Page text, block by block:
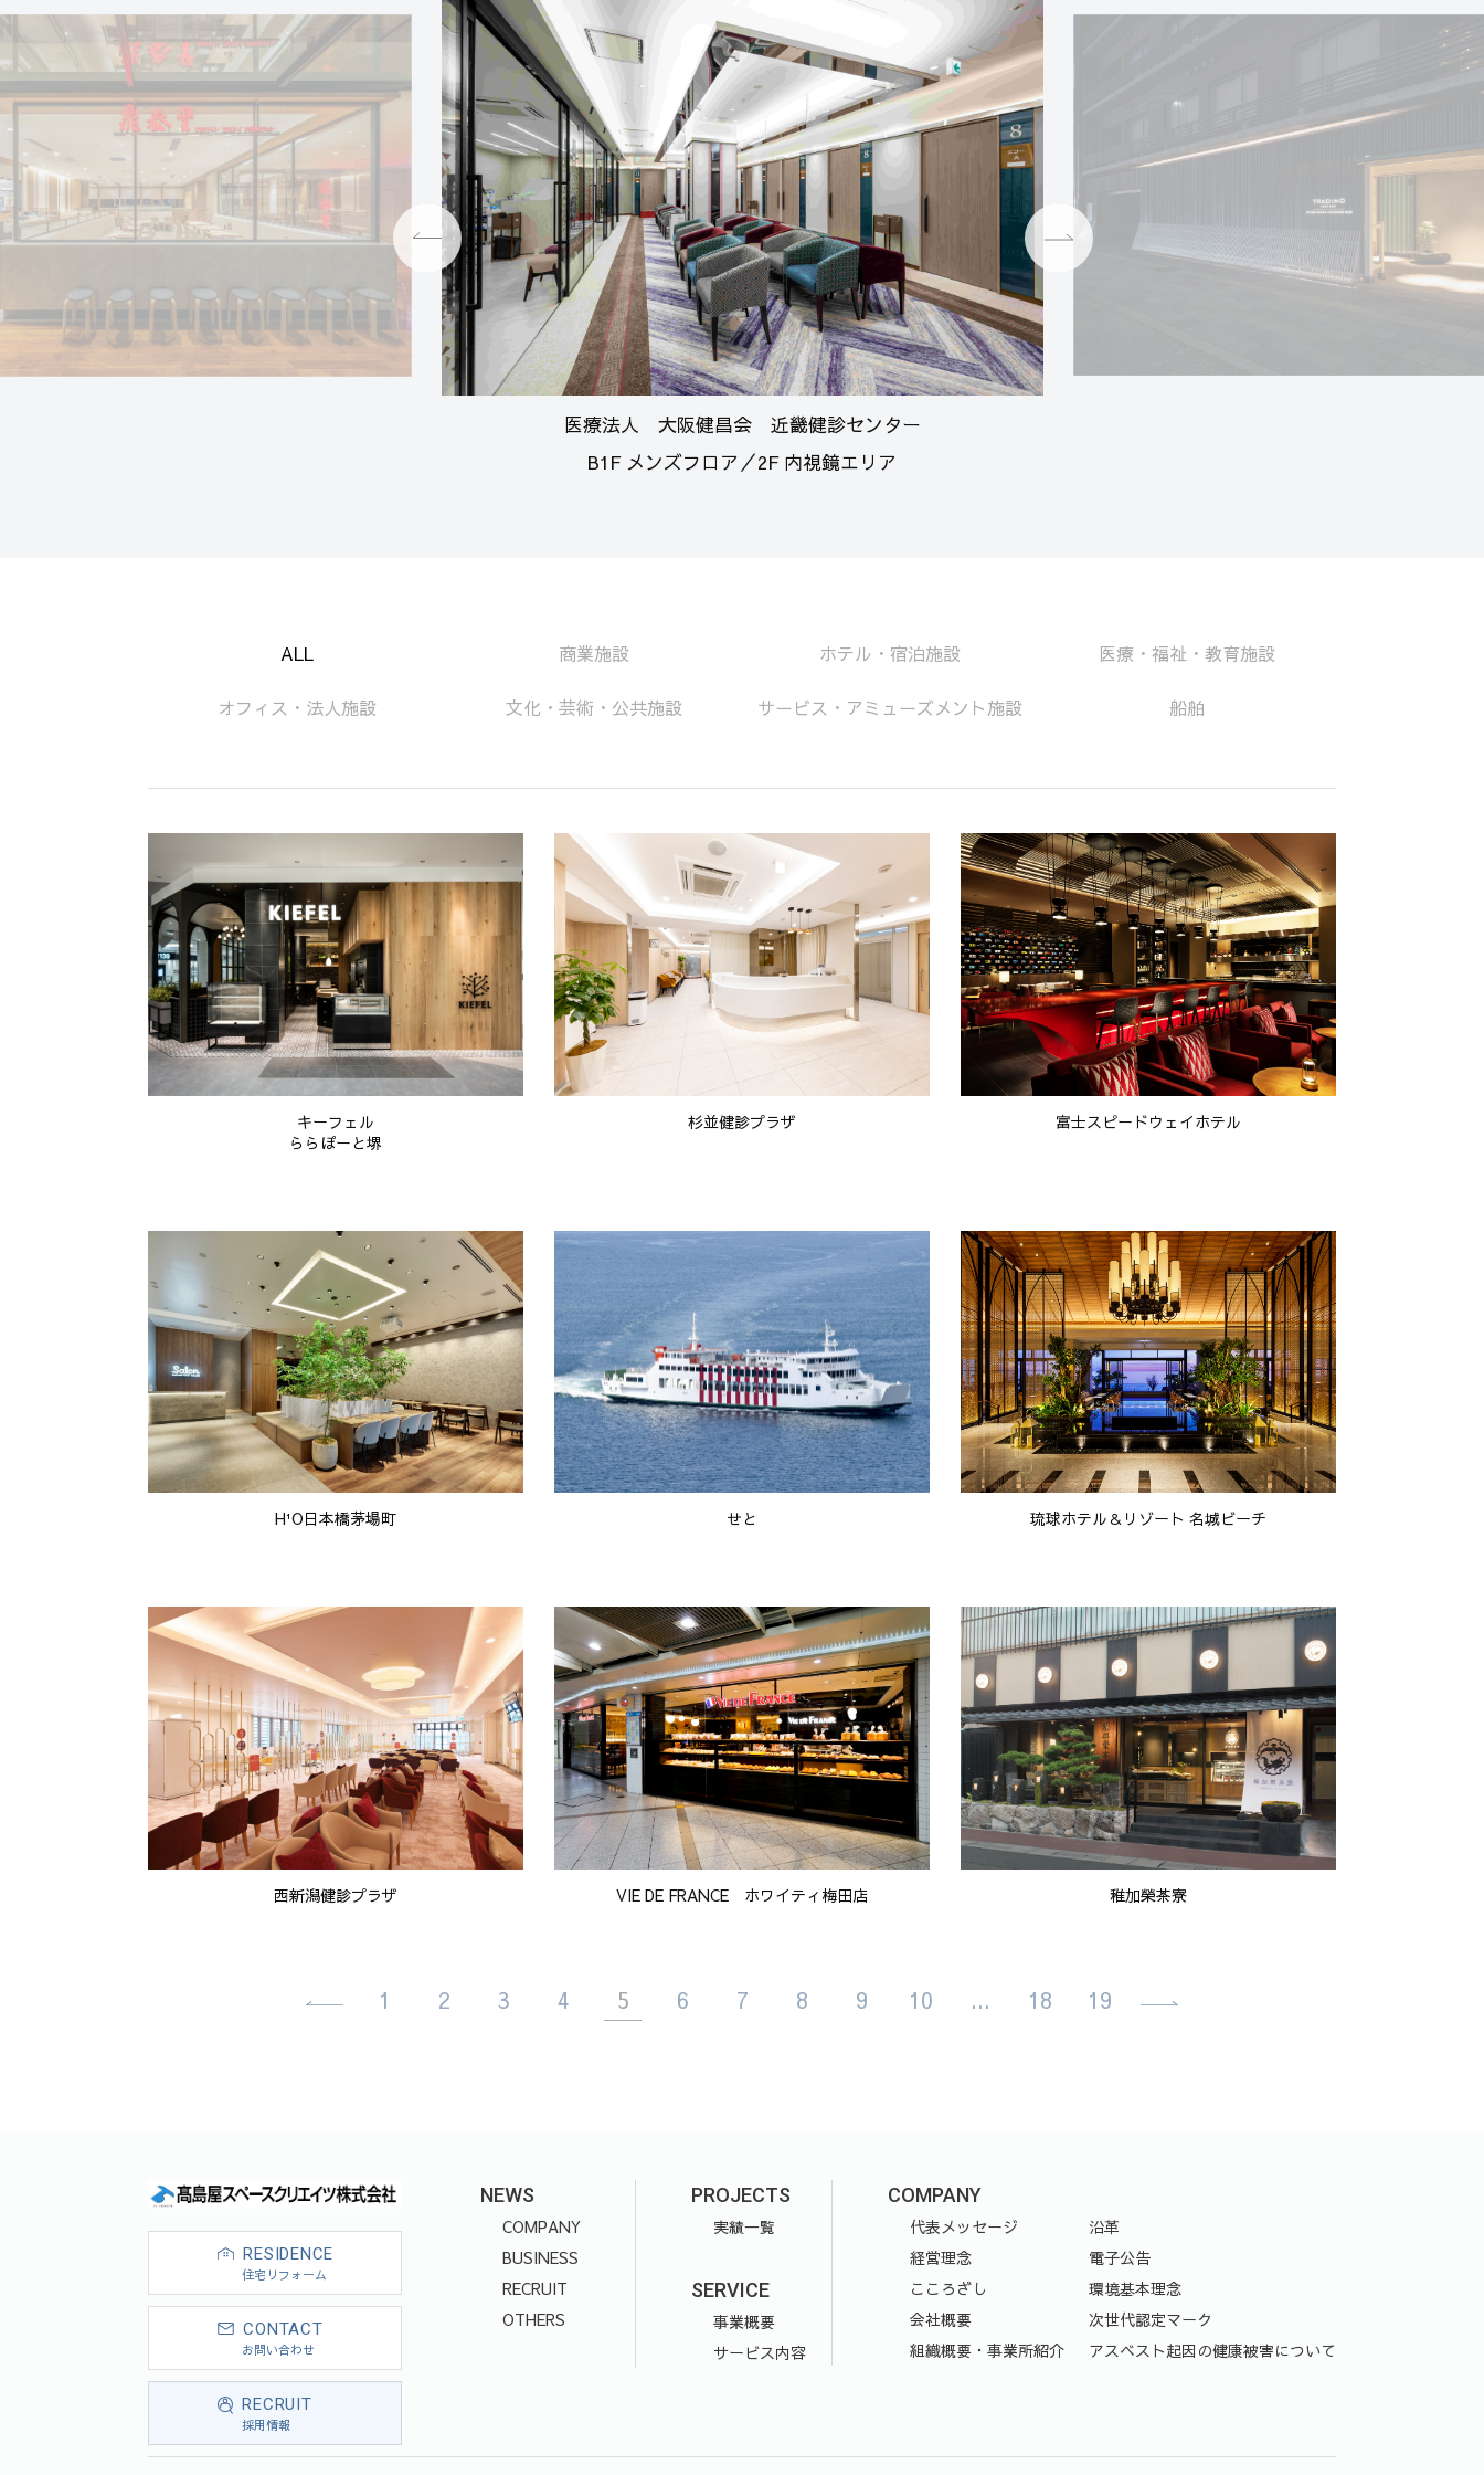
医療法人 大阪健昌会 近畿健診センター
B1F メンズフロア／2F 内視鏡エリア
ALL 商業施設 ホテル・宿泊施設 医療・福祉・教育施設
オフィス・法人施設 文化・芸術・公共施設 サービス・アミューズメント施設 船舶
キーフェル
ららぽーと堺
杉並健診プラザ 富士スピードウェイホテル
H¹O日本橋茅場町 せと 琉球ホテル＆リゾート 名城ビーチ
西新潟健診プラザ VIE DE FRANCE ホワイティ梅田店 稚加榮茶寮
1 2 3 4 5 6 7 8 9 10 ... 18 19
RESIDENCE
住宅リフォーム
CONTACT
お問い合わせ
RECRUIT
採用情報
NEWS
COMPANY
BUSINESS
RECRUIT
OTHERS
PROJECTS
実績一覧
SERVICE
事業概要
サービス内容
COMPANY
代表メッセージ
経営理念
こころざし
会社概要
組織概要・事業所紹介
沿革
電子公告
環境基本理念
次世代認定マーク
アスベスト起因の健康被害について